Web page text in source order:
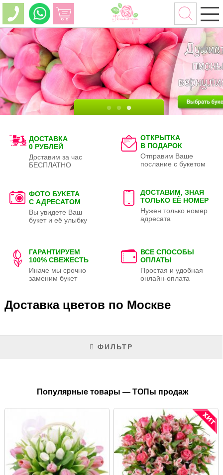
ДОСТАВКА
0 РУБЛЕЙ
Доставим за час
БЕСПЛАТНО
ОТКРЫТКА
В ПОДАРОК
Отправим Ваше
послание с букетом
ФОТО БУКЕТА
С АДРЕСАТОМ
Вы увидете Ваш
букет и её улыбку
ДОСТАВИМ, ЗНАЯ
ТОЛЬКО ЕЁ НОМЕР
Нужен только номер
адресата
ГАРАНТИРУЕМ
100% СВЕЖЕСТЬ
Иначе мы срочно
заменим букет
ВСЕ СПОСОБЫ
ОПЛАТЫ
Простая и удобная
онлайн-оплата
Доставка цветов по Москве
ФИЛЬТР
Популярные товары — ТОПы продаж